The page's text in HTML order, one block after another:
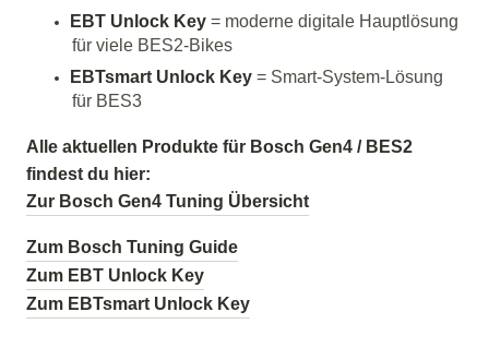
EBT Unlock Key = moderne digitale Hauptlösung
für viele BES2-Bikes
EBTsmart Unlock Key = Smart-System-Lösung
für BES3
Alle aktuellen Produkte für Bosch Gen4 / BES2
findest du hier:
Zur Bosch Gen4 Tuning Übersicht
Zum Bosch Tuning Guide
Zum EBT Unlock Key
Zum EBTsmart Unlock Key